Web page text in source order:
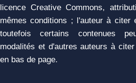
licence Creative Commons,
mêmes conditions ; l'auteur à citer
toutefois certains contenues
modalités et d'autres auteurs à
en bas de page.